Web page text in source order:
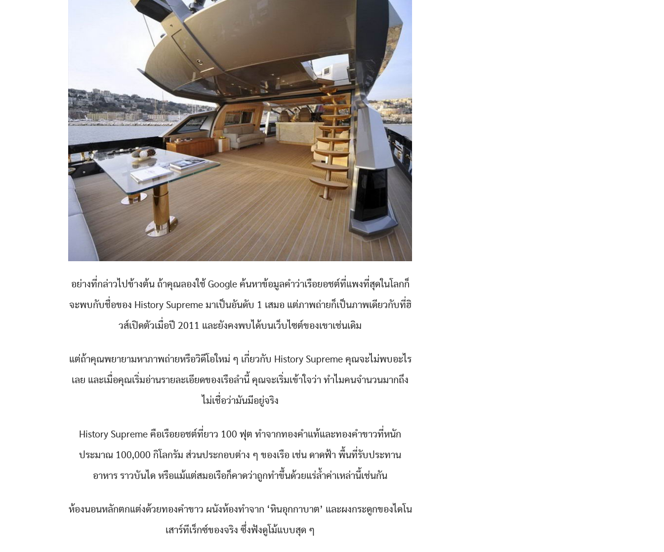
อย่างที่กล่าวไปข้างต้น ถ้าคุณลองใช้ Google ค้นหาข้อมูลคำว่าเรือยอชต์ที่แพงที่สุดในโลกก็
จะพบกับชื่อของ History Supreme มาเป็นอันดับ 1 เสมอ แต่ภาพถ่ายก็เป็นภาพเดียวกับที่ฮิ
วส์เปิดตัวเมื่อปี 2011 และยังคงพบได้บนเว็บไซต์ของเขาเช่นเดิม
แต่ถ้าคุณพยายามหาภาพถ่ายหรือวิดีโอใหม่ ๆ เกี่ยวกับ History Supreme คุณจะไม่พบอะไร
เลย และเมื่อคุณเริ่มอ่านรายละเอียดของเรือลำนี้ คุณจะเริ่มเข้าใจว่า ทำไมคนจำนวนมากถึง
ไม่เชื่อว่ามันมีอยู่จริง
History Supreme คือเรือยอชต์ที่ยาว 100 ฟุต ทำจากทองคำแท้และทองคำขาวที่หนัก
ประมาณ 100,000 กิโลกรัม ส่วนประกอบต่าง ๆ ของเรือ เช่น ดาดฟ้า พื้นที่รับประทาน
อาหาร ราวบันได หรือแม้แต่สมอเรือก็คาดว่าถูกทำขึ้นด้วยแร่ล้ำค่าเหล่านี้เช่นกัน
ห้องนอนหลักตกแต่งด้วยทองคำขาว ผนังห้องทำจาก ‘หินอุกกาบาต’ และผงกระดูกของไดโน
เสาร์ทีเร็กซ์ของจริง ซึ่งฟังดูโม้แบบสุด ๆ